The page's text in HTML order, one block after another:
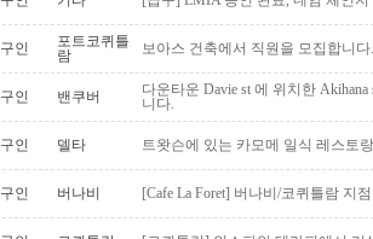
구인
포트코퀴틀
람
보아스 건축에서 직원을 모집합니다.
구인 밴쿠버
다운타운 Davie st 에 위치한
니다.
구인 델타 트왓슨에 있는 카모메 일식 레스토
구인 버나비 [Cafe La Foret] 버나비/코퀴틀람 지